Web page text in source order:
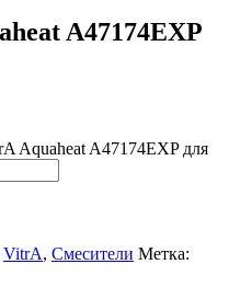
A47174EXP
Aquaheat A47174EXP для
VitrA, Смесители Метка: